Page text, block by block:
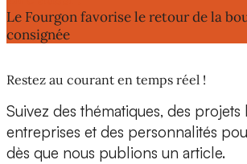
Le Fourgon favorise le retour de la
consignée
Restez au courant en temps réel !
Suivez des thématiques, des projets
entreprises et des personnalités
dès que nous publions un article.